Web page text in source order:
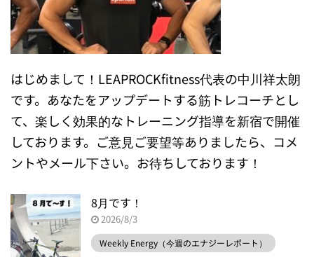
はじめまして！LEAPROCKfitness代表の中川祥太朗
です。あなたをアップデートする筋トレコーチとし
て、楽しく効果的なトレーニング指導を新宿で開催
しております。ご意見ご要望等ありましたら、コメ
ントやメール下さい。お待ちしております！
8月です！
2026/8/3
Weekly Energy（今週のエナジーレポート）